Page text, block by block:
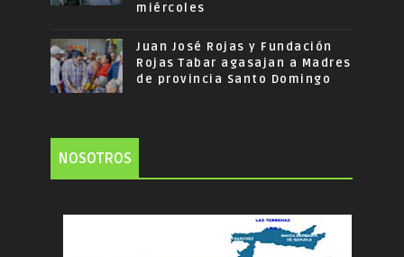
miércoles
Juan José Rojas y Fundación
Rojas Tabar agasajan a Madres
de provincia Santo Domingo
NOSOTROS